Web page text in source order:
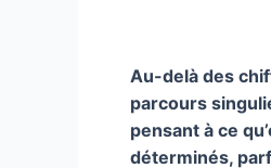
Au-delà des
parcours
pensant à ce
déterminés,